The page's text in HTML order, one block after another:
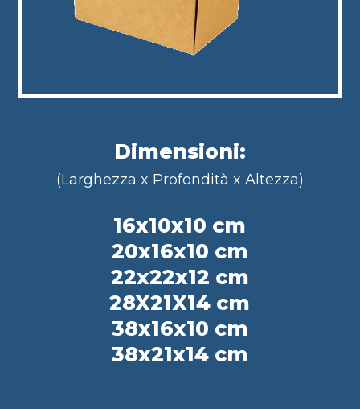
Dimensioni:
(Larghezza x Profondità x Altezza)
16x10x10 cm
20x16x10 cm
22x22x12 cm
28X21X14 cm
38x16x10 cm
38x21x14 cm